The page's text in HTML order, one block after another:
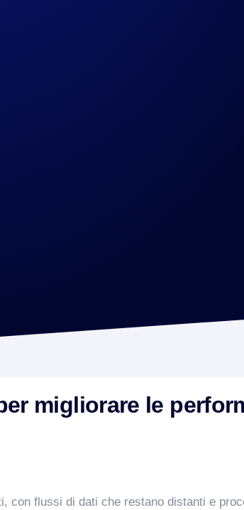
migliorare le
con flussi di dati che restano distanti e